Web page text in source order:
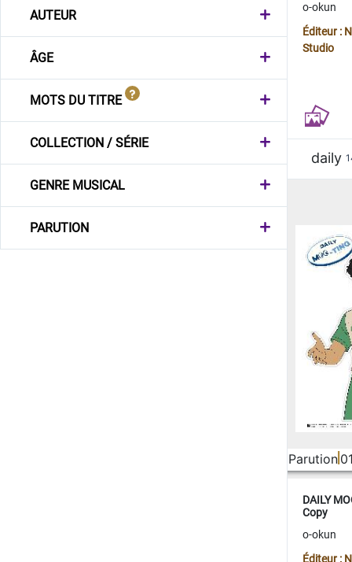
AUTEUR
ÂGE
MOTS DU TITRE
COLLECTION / SÉRIE
GENRE MUSICAL
PARUTION
o-okun
Éditeur :
Studio
daily
Parution
DAILY
Copy
o-okun
Éditeur :